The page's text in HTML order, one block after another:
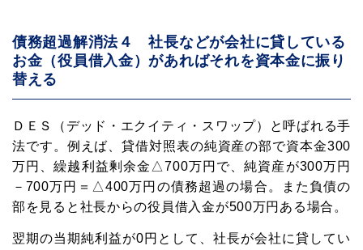
債務超過解消法４ 社長などが会社に貸している
お金（役員借入金）があればそれを資本金に振り
替える
ＤＥＳ（デッド・エクイティ・スワップ）と呼ばれる手
法です。例えば、貸借対照表の純資産の部で資本金300
万円、繰越利益剰余金△700万円で、純資産が300万円
－700万円＝△400万円の債務超過の場合。また負債の
部を見ると社長からの役員借入金が500万円ある場合。
翌期の当期純利益が0円として、社長が会社に貸してい